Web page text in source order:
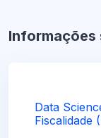
Informações
Data
Fiscalidade